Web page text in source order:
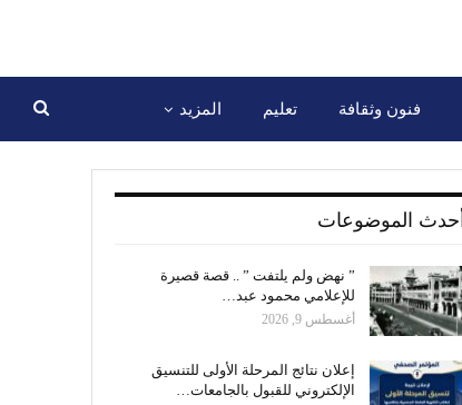
فنون وثقافة تعليم المزيد
أحدث الموضوعات
” نهض ولم يلتفت ” .. قصة قصيرة
للإعلامي محمود عبد…
أغسطس 9, 2026
إعلان نتائج المرحلة الأولى للتنسيق
الإلكتروني للقبول بالجامعات…